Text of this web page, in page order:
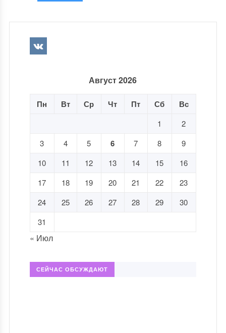
Август 2026
Пн Вт Ср Чт Пт Сб Вс
1
2
3
4 5 6 7 8
9
10
11 12 13 14 15
16
17
18 19 20 21 22
23
24
25 26 27 28 29
30
31
« Июл
СЕЙЧАС ОБСУЖДАЮТ